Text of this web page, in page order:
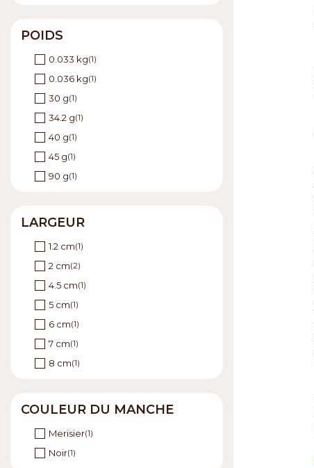
POIDS
0.033 kg(1)
0.036 kg(1)
30 g(1)
34.2 g(1)
40 g(1)
45 g(1)
90 g(1)
LARGEUR
1.2 cm(1)
2 cm(2)
4.5 cm(1)
5 cm(1)
6 cm(1)
7 cm(1)
8 cm(1)
COULEUR DU MANCHE
Merisier(1)
Noir(1)